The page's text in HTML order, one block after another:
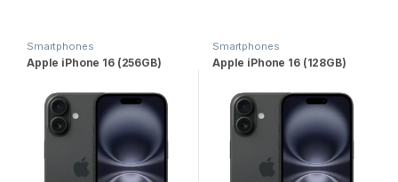
Smartphones
Apple iPhone 16 (256GB)
Smartphones
Apple iPhone 16 (128GB)